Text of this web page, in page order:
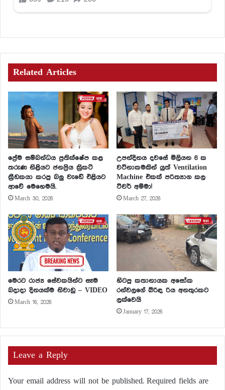
Related Articles
ප්‍රේම සම්බන්ධය ප්‍රතික්ෂේප කළ
තරුණ නිළියට ජනප්‍රිය ක්‍රිකට්
ක්‍රීඩකයා කරපු බලු වැඩේ එළියට
ආවේ මෙහෙමයි.
March 30, 2026
උපන්දිනය දවසේ මිලියන 6 ක
වටිනාකමකින් යුත් Ventilation
Machine එකක් පරිත්‍යාග කල
ටීචර් අම්මා!
March 27, 2026
මෙරට රාජ්‍ය සේවකයින්ට සෑම
බදාදා දිනයක්ම නිවාඩු – VIDEO
March 16, 2026
හිටපු කතානායක අසෝක
රන්වලගේ බිරිඳ රිය අනතුරකට
ලක්වෙයි
January 17, 2026
Leave a Reply
Your email address will not be published. Required fields are